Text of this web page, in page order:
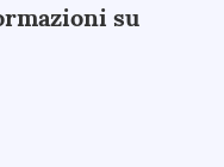
su